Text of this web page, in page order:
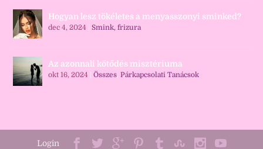
Hogyan lesz tökéletes a menyasszonyi sminked?
dec 4, 2024 |Smink, frizura
Az azonnali kötődés misztériuma
okt 16, 2024 |Összes,Párkapcsolati Tanácsok
Login